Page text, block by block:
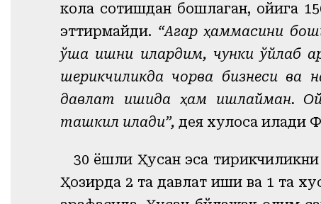
кола сотишдан бошлаган, ойига
эттирмайди. “Агар ҳаммасини
ўша ишни қилардим, чунки ўйлаб
шерикчиликда чорва бизнеси ва
давлат ишида ҳам ишлайман.
ташкил қилади”, дея хулоса қилади
30 ёшли Ҳусан эса
Ҳозирда 2 та давлат иши ва 1 та